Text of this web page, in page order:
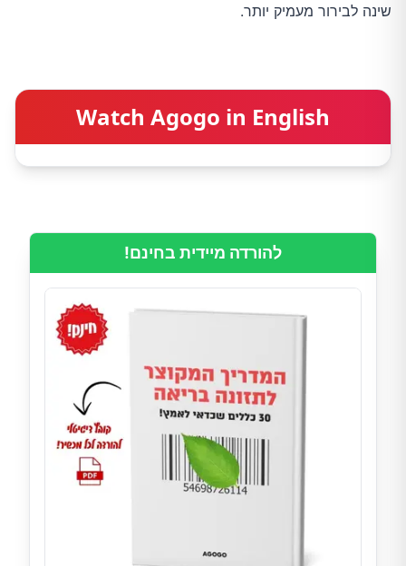
שינה לבירור מעמיק יותר.
Watch Agogo in English
להורדה מיידית בחינם!